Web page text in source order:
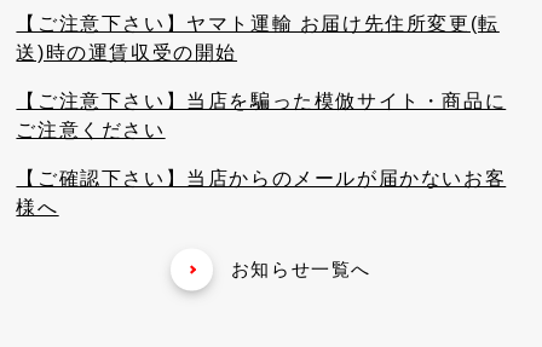
【ご注意下さい】ヤマト運輸 お届け先住所変更(転
送)時の運賃収受の開始
【ご注意下さい】当店を騙った模倣サイト・商品に
ご注意ください
【ご確認下さい】当店からのメールが届かないお客
様へ
お知らせ一覧へ